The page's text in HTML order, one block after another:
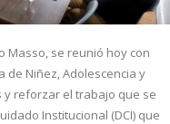
Masso, se reunió hoy con
de Niñez, Adolescencia y
y reforzar el trabajo que se
Institucional (DCI) que